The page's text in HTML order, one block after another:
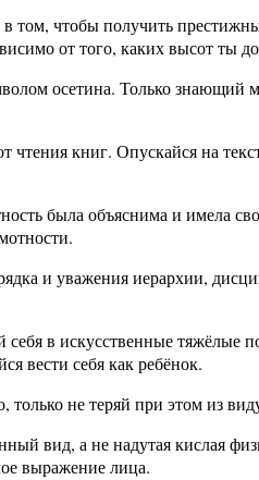
том, чтобы получить
от того, каких высот ты
осетина. Только знающий
чтения книг. Опускайся на
была объяснима и имела
и уважения иерархии,
в искусственные тяжёлые
вести себя как ребёнок.
не теряй при этом из
вид, а не надутая кислая
выражение лица.